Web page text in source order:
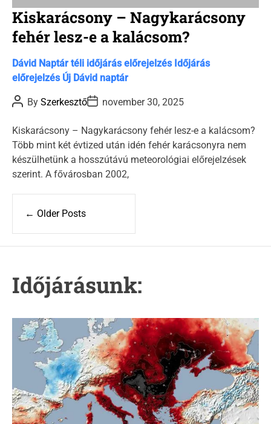
Kiskarácsony – Nagykarácsony
fehér lesz-e a kalácsom?
C
a
e
o
i
e
s
Dávid Naptár téli időjárás előrejelzés Időjárás
előrejelzés Új Dávid naptár
P
o
t
A
u
t
h
o
By SzerkesztőP
o
t
D
a
t
e
november 30, 2025
Kiskarácsony – Nagykarácsony fehér lesz-e a kalácsom?
Több mint két évtized után idén fehér karácsonyra nem
készülhetünk a hosszútávú meteorológiai előrejelzések
szerint. A fővárosban 2002,
B
j
e
y
z
s
n
a
g
á
c
← Older Posts
Időjárásunk: